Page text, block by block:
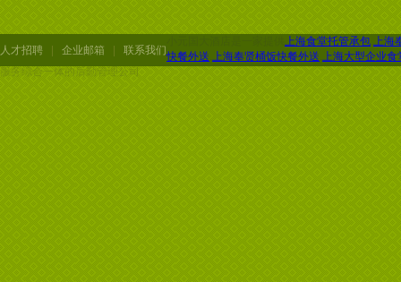
人才招聘 企业邮箱 联系我们
上海食堂托管承包 上海
快餐外送 上海奉贤桶饭快餐外送 上海大型企业食
服务综合一体的后勤管理公司